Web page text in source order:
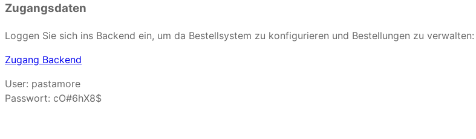
Zugangsdaten
Loggen Sie sich ins Backend ein, um da Bestellsystem zu konfigurieren und Bestellungen zu verwalten:
Zugang Backend
User: pastamore
Passwort: cO#6hX8$